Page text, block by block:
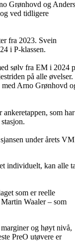
Grønhovd og Anders
ved tidligere
fra 2023. Svein
i P-klassen.
sølv fra EM i 2024
på alle øvelser.
med Arno Grønhovd
som har
under årets
individuelt, kan alle
som er reelle
Waaler – som
og høyt nivå,
PreO utøvere er